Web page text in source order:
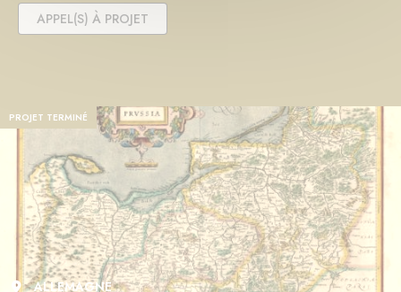
APPEL(S) À PROJET
PROJET TERMINÉ
ALLEMAGNE